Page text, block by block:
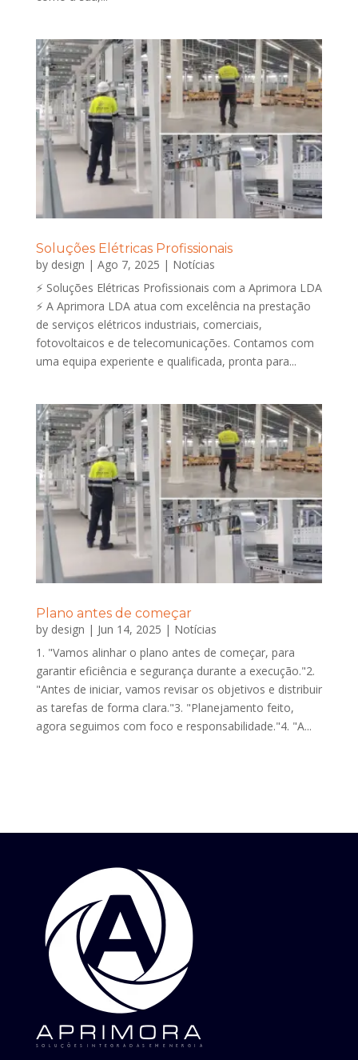
Soluções Elétricas Profissionais
by design | Ago 7, 2025 | Notícias
⚡ Soluções Elétricas Profissionais com a Aprimora LDA
⚡ A Aprimora LDA atua com excelência na prestação
de serviços elétricos industriais, comerciais,
fotovoltaicos e de telecomunicações. Contamos com
uma equipa experiente e qualificada, pronta para...
Plano antes de começar
by design | Jun 14, 2025 | Notícias
1. "Vamos alinhar o plano antes de começar, para
garantir eficiência e segurança durante a execução."2.
"Antes de iniciar, vamos revisar os objetivos e distribuir
as tarefas de forma clara."3. "Planejamento feito,
agora seguimos com foco e responsabilidade."4. "A...